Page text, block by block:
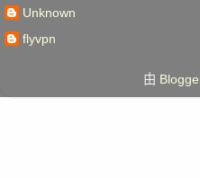
Unknown
flyvpn
由